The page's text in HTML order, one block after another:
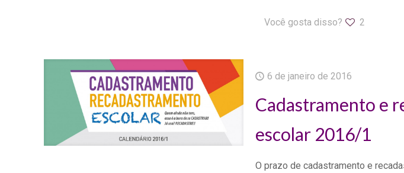
Você gosta disso? 2
6 de janeiro de 2016
Cadastramento e
escolar 2016/1
O prazo de cadastramento e